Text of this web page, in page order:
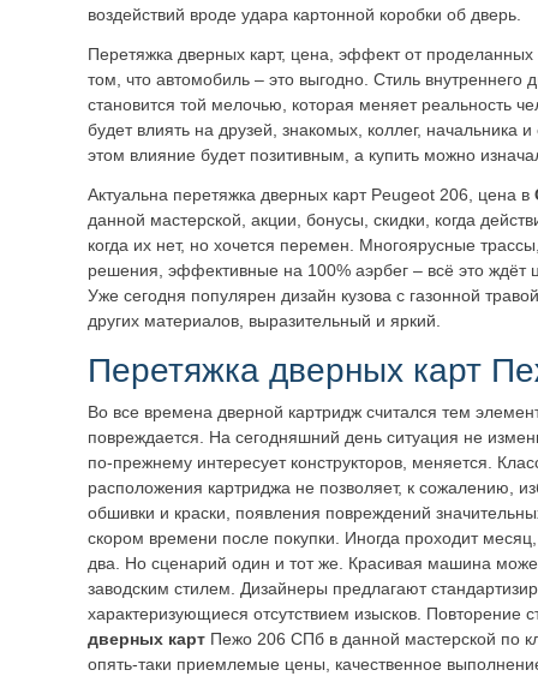
воздействий вроде удара картонной коробки об дверь.
Перетяжка дверных карт, цена, эффект от
том, что автомобиль – это выгодно. Стиль внутреннего
становится той мелочью, которая меняет реальность
будет влиять на друзей, знакомых, коллег, начальника
этом влияние будет позитивным, а купить можно
Актуальна перетяжка дверных карт Peugeot 206, цена в
данной мастерской, акции, бонусы, скидки, когда
когда их нет, но хочется перемен. Многоярусные
решения, эффективные на 100% аэрбег – всё это ждёт
Уже сегодня популярен дизайн кузова с газонной
других материалов, выразительный и яркий.
Перетяжка дверных карт
Во все времена дверной картридж считался тем
повреждается. На сегодняшний день ситуация не
по-прежнему интересует конструкторов, меняется.
расположения картриджа не позволяет, к сожалению,
обшивки и краски, появления повреждений
скором времени после покупки. Иногда проходит
два. Но сценарий один и тот же. Красивая машина
заводским стилем. Дизайнеры предлагают
характеризующиеся отсутствием изысков. Повторение
дверных карт Пежо 206 СПб в данной мастерской по
опять-таки приемлемые цены, качественное